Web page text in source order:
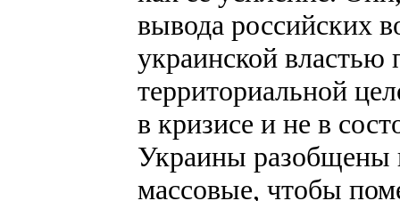
вывода российских
украинской властью
территориальной
в кризисе и не в
Украины разобщены
массовые, чтобы